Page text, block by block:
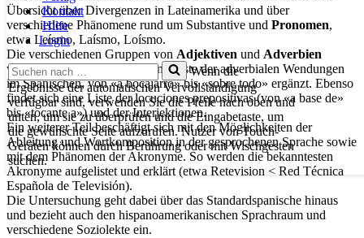
Kontakt
Hilfe
Login
Suchen
nach …
Wenn die
Ergebnisse der automatischen Vervollständigung
verfügbar sind, verwenden Sie die Pfeile nach oben und
unten, um sie zu überprüfen und die Eingabetaste, um
die gewünschte Seite aufzurufen. Nutzer von Touch-
Geräten können durch Berührung oder mit Wischgesten
suchen.
Übersicht über Divergenzen in Lateinamerika und über
verschiedene Phänomene rund um Substantive und Pronomen,
etwa Leísmo, Laísmo, Loísmo.
Die verschiedenen Gruppen von Adjektiven und Adverbien
werden erläutert und durch eine Liste der adverbialen Wendungen
im Spanischen, von «a bocajarro» bis «sobre todo» ergänzt. Ebenso
findet sich eine Liste der locuciones prepositivas (von «a base de»
bis «tocante a») und der Interjektionen.
Ein weiterer Teil beschäftigt sich mit den Möglichkeiten der
Ableitung und Wortkomposition in der gesprochenen Sprache sowie
mit dem Phänomen der Akronyme. So werden die bekanntesten
Akronyme aufgelistet und erklärt (etwa Retevision < Red Técnica
Española de Televisión).
Die Untersuchung geht dabei über das Standardspanische hinaus
und bezieht auch den hispanoamerikanischen Sprachraum und
verschiedene Soziolekte ein.